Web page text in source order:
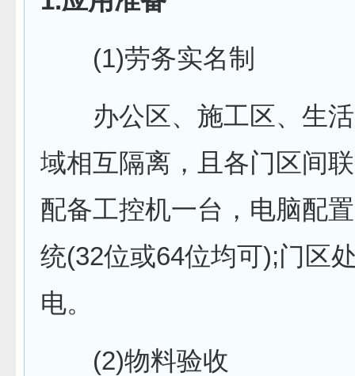
(1)劳务实名制
办公区、施工区、生活
域相互隔离，且各门区间
配备工控机一台，电脑配
统(32位或64位均可);门区
电。
(2)物料验收